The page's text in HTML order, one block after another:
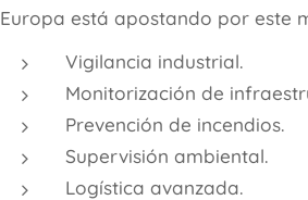
Europa está apostando por este
Vigilancia industrial.
Monitorización de
Prevención de incendios.
Supervisión ambiental.
Logística avanzada.